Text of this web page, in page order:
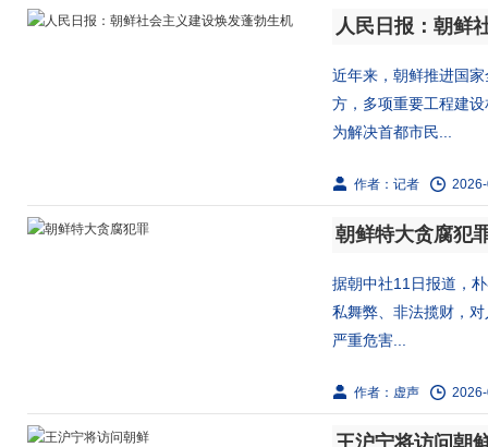
人民日报：朝鲜
近年来，朝鲜推进国
方，多项重要工程建
为解决首都市民...
作者：记者
朝鲜特大贪腐犯
据朝中社11日报道，
私舞弊、非法揽财，
严重危害...
作者：虚声
王沪宁将访问朝